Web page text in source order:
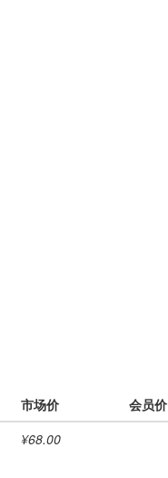
市场价 会员价
¥68.00